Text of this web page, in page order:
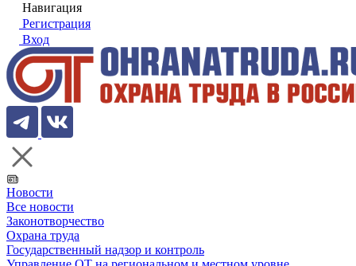
Навигация
Регистрация
Вход
Новости
Все новости
Законотворчество
Охрана труда
Государственный надзор и контроль